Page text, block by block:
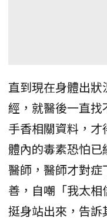
直到現在身體出
經，就醫後一直
手香相關資料，
體內的毒素恐怕
醫師，醫師才對
善，自嘲「我太
挺身站出來，告